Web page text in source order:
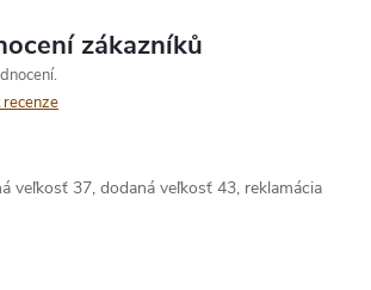
zákazníků
veľkosť 37, dodaná veľkosť 43, reklamácia